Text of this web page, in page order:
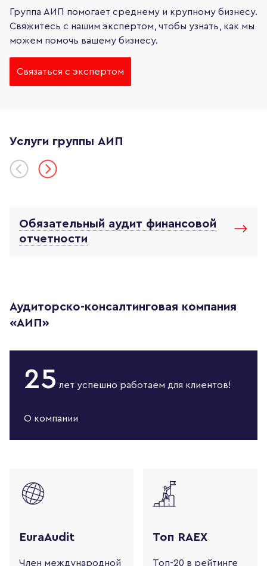
Группа АИП помогает среднему и крупному бизнесу.
Свяжитесь с нашим экспертом, чтобы узнать, как мы
можем помочь вашему бизнесу.
Связаться с экспертом
Услуги группы АИП
Обязательный аудит финансовой
отчетности
Аудиторско-консалтинговая компания
«АИП»
25 лет успешно работаем для клиентов!
О компании
EuraAudit
Член международной
Топ RAEX
Топ-20 в рейтинге